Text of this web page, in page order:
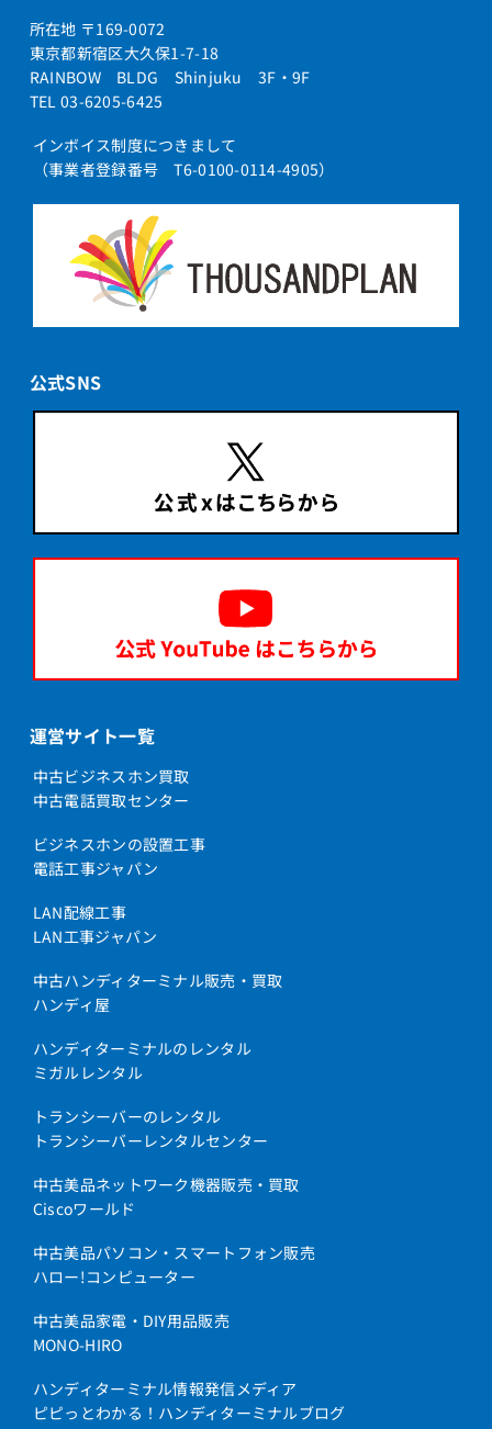
所在地 〒169-0072
東京都新宿区大久保1-7-18
RAINBOW BLDG Shinjuku 3F・9F
TEL 03-6205-6425
インボイス制度につきまして
（事業者登録番号 T6-0100-0114-4905）
公式SNS
運営サイト一覧
中古ビジネスホン買取
中古電話買取センター
ビジネスホンの設置工事
電話工事ジャパン
LAN配線工事
LAN工事ジャパン
中古ハンディターミナル販売・買取
ハンディ屋
ハンディターミナルのレンタル
ミガルレンタル
トランシーバーのレンタル
トランシーバーレンタルセンター
中古美品ネットワーク機器販売・買取
Ciscoワールド
中古美品パソコン・スマートフォン販売
ハロー!コンピューター
中古美品家電・DIY用品販売
MONO-HIRO
ハンディターミナル情報発信メディア
ピピっとわかる！ハンディターミナルブログ